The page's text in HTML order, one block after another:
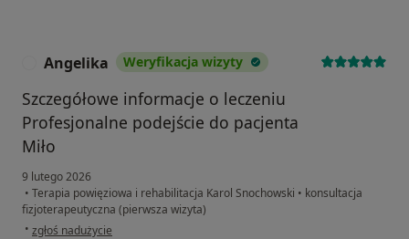
Angelika Weryfikacja wizyty
Szczegółowe informacje o leczeniu
Profesjonalne podejście do pacjenta
Miło
9 lutego 2026
• Terapia powięziowa i rehabilitacja Karol Snochowski • konsultacja
fizjoterapeutyczna (pierwsza wizyta)
• w opinii użytkownika Angelika
zgłoś nadużycie